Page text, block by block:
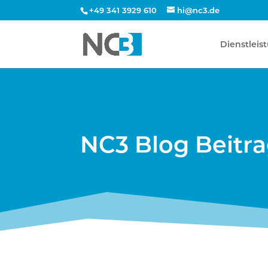
+49 341 3929 610 hi@nc3.de
NC3 Blog